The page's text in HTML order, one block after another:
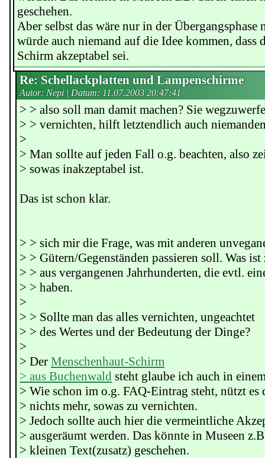
geschehen.
Aber selbst das wäre nur in der Übergangsphase
würde auch niemand auf die Idee kommen, dass
Schirm akzeptabel sei.
Re: Schellackplatten und Lampenschirme
Autor: Nepi | Datum: 11.07.2003 20:47:41
> > also soll man damit machen? Sie
> > vernichten, hilft letztendlich auch
>
> Man sollte auf jeden Fall o.g. beachten, also
> sowas inakzeptabel ist.
Das ist schon klar.
> > sich mir die Frage, was mit anderen
> > Gütern/Gegenständen passieren soll. Was
> > aus vergangenen Jahrhunderten, die evtl.
> > haben.
>
> > Sollte man das alles vernichten, ungeachtet
> > des Wertes und der Bedeutung der Dinge?
>
> Der Menschenhaut-Schirm
> aus Buchenwald steht glaube ich auch in
> Wie schon im o.g. FAQ-Eintrag steht, nützt es
> nichts mehr, sowas zu vernichten.
> Jedoch sollte auch hier die vermeintliche
> ausgeräumt werden. Das könnte in Museen
> kleinen Text(zusatz) geschehen.